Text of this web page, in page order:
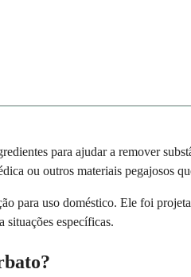
para ajudar a remover
ou outros materiais pegajosos
para uso doméstico. Ele foi
situações específicas.